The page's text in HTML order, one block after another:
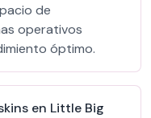
de
operativos
óptimo.
en Little Big